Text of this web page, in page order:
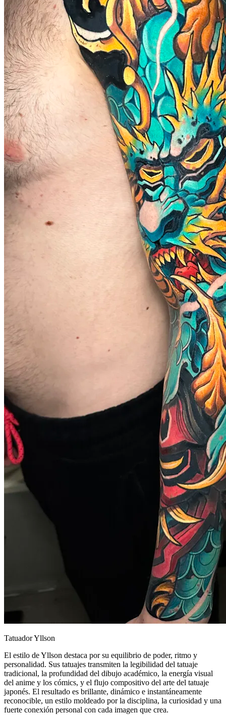
Tatuador Yllson
El estilo de Yllson destaca por su equilibrio de poder, ritmo y
personalidad. Sus tatuajes transmiten la legibilidad del tatuaje
tradicional, la profundidad del dibujo académico, la energía visual
del anime y los cómics, y el flujo compositivo del arte del tatuaje
japonés. El resultado es brillante, dinámico e instantáneamente
reconocible, un estilo moldeado por la disciplina, la curiosidad y una
fuerte conexión personal con cada imagen que crea.